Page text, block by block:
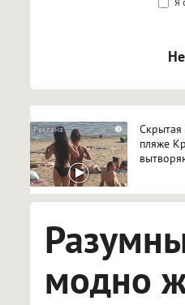
i
Скрытая
пляже
модно